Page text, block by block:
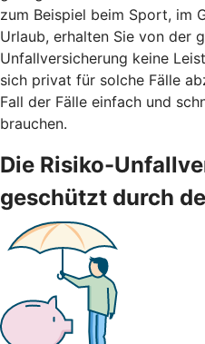
zum Beispiel beim Sport, im
Urlaub, erhalten Sie von der
Unfallversicherung keine
sich privat für solche Fälle
Fall der Fälle einfach und
brauchen.
Die Risiko-
geschützt durch